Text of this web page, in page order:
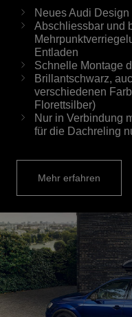
Neues Audi
Abschliessbar und
Entladen
Schnelle Montage
Brillantschwarz,
verschiedenen
Florettsilber)
Nur in Verbindung
für die Dachreling
Mehr erfahren